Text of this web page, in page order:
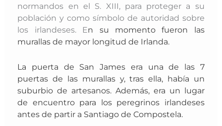
normandos en el S. XIII, para proteger a su
población y como símbolo de autoridad sobre
los irlandeses. En su momento fueron las
murallas de mayor longitud de Irlanda.
La puerta de San James era una de las 7
puertas de las murallas y, tras ella, había un
suburbio de artesanos. Además, era un lugar
de encuentro para los peregrinos irlandeses
antes de partir a Santiago de Compostela.